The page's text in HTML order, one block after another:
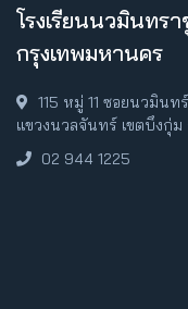
โรงเรียนนวมินทร
กรุงเทพมหานคร
115 หมู่ 11 ซอยนวมิน
แขวงนวลจันทร์ เขตบึงกุ่
02 944 1225